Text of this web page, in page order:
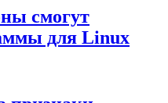
смогут
для Linux